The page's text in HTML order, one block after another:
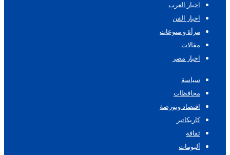
اخبار العرب
اخبار الفن
مرأة و منوعات
مقالات
اخبار مصر
سياسة
محافظات
اقتصاد وبورصة
كاريكاتير
ثقافة
ألبومات